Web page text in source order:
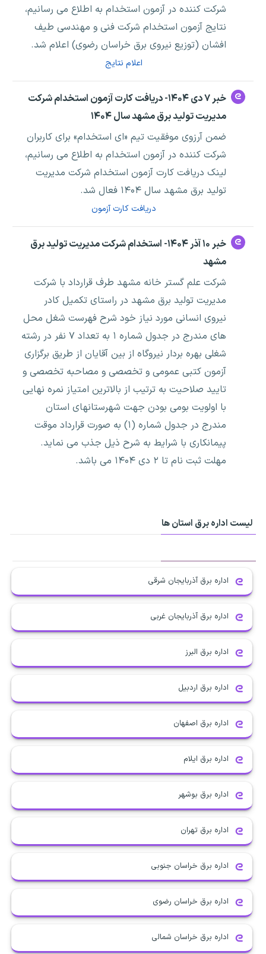
شرکت کننده در آزمون استخدام به اطلاع می رسانیم،
نتایج آزمون استخدام شرکت فنی و مهندسی طیف
افشان (توزیع نیروی برق خراسان رضوی) اعلام شد.
اعلام نتایج
خبر ۷ دی ۱۴۰۴- دریافت کارت آزمون استخدام شرکت
مدیریت تولید برق مشهد سال ۱۴۰۴
ضمن آرزوی موفقیت تیم «ای استخدام» برای کاربران
شرکت کننده در آزمون استخدام به اطلاع می رسانیم،
لینک دریافت کارت آزمون استخدام شرکت مدیریت
تولید برق مشهد سال ۱۴۰۴ فعال شد.
دریافت کارت آزمون
خبر ۱۰ آذر ۱۴۰۴- استخدام شرکت مدیریت تولید برق
مشهد
شرکت علم گستر خانه مشهد طرف قرارداد با شرکت
مدیریت تولید برق مشهد در راستای تکمیل کادر
نیروی انسانی مورد نیاز خود شرح فهرست شغل محل
های مندرج در جدول شماره ۱ به تعداد ۷ نفر در رشته
شغلی بهره بردار نیروگاه از بین آقایان از طریق برگزاری
آزمون کتبی عمومی و تخصصی و مصاحبه تخصصی و
تایید صلاحیت به ترتیب از بالاترین امتیاز نمره نهایی
با اولویت بومی بودن جهت شهرستانهای استان
مندرج در جدول شماره (۱) به صورت قرارداد موقت
پیمانکاری با شرایط به شرح ذیل جذب می نماید.
مهلت ثبت نام تا ۲ دی ۱۴۰۴ می باشد.
لیست اداره برق استان ها
اداره برق آذربایجان شرقی
اداره برق آذربایجان غربی
اداره برق البرز
اداره برق اردبیل
اداره برق اصفهان
اداره برق ایلام
اداره برق بوشهر
اداره برق تهران
اداره برق خراسان جنوبی
اداره برق خراسان رضوی
اداره برق خراسان شمالی